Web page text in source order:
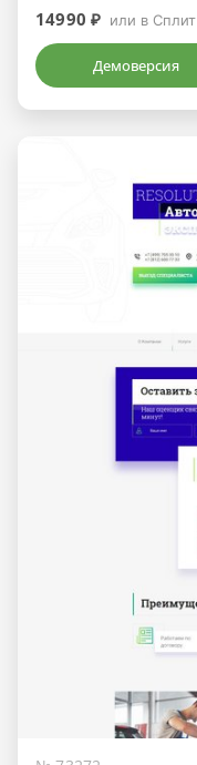
14990 ₽ или в Сплит
Демоверсия